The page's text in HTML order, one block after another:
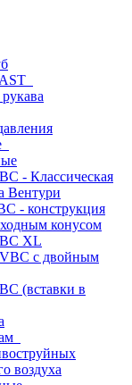
- Классическая
Вентури
- конструкция
конусом
XL
с двойным
(вставки в
воздуха